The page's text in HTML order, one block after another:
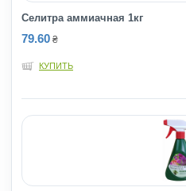
Селитра аммиачная 1кг
79.60 ₴
КУПИТЬ